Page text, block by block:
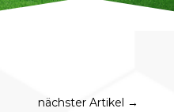
nächster Artikel →